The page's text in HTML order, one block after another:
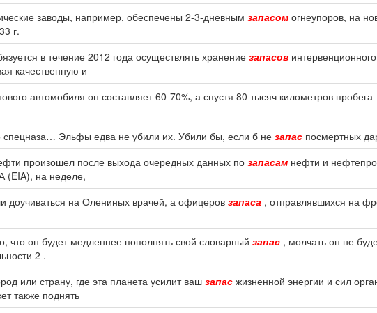
заводы, например, обеспечены 2-3-дневным запасом огнеупоров, на
г.
в течение 2012 года осуществлять хранение запасов
качественную и
автомобиля он составляет 60-70%, а спустя 80 тысяч километров пробега
Эльфы едва не убили их. Убили бы, если б не запас посмертных
произошел после выхода очередных данных по запасам нефти и
(EIA), на неделе,
доучиваться на Олениных врачей, а офицеров запаса , отправлявшихся на
что он будет медленнее пополнять свой словарный запас , молчать он не
2 .
или страну, где эта планета усилит ваш запас жизненной энергии и сил
также поднять